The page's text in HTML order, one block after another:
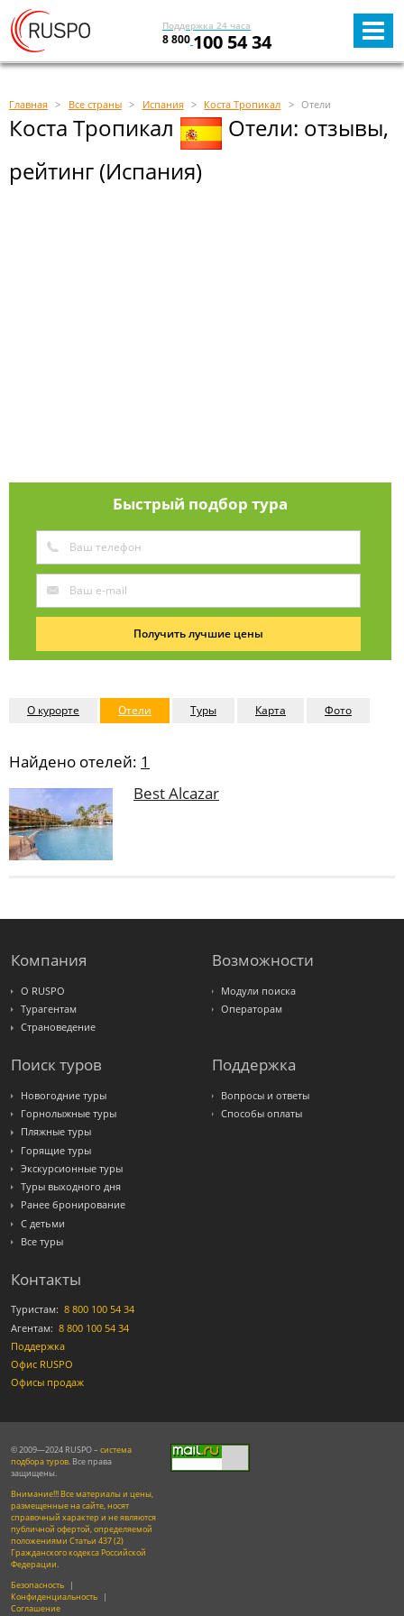
Поддержка 24 часа
8 800 100 54 34
Главная Все страны Испания Коста Тропикал Отели
Коста Тропикал
Отели: отзывы,
рейтинг (Испания)
Быстрый подбор тура
Получить лучшие цены
О курорте Отели Туры Карта Фото
Найдено отелей: 1
Best Alcazar
Компания
О RUSPO
Турагентам
Страноведение
Возможности
Модули поиска
Операторам
Поиск туров
Новогодние туры
Горнолыжные туры
Пляжные туры
Горящие туры
Экскурсионные туры
Туры выходного дня
Ранее бронирование
С детьми
Все туры
Поддержка
Вопросы и ответы
Способы оплаты
Контакты
Туристам: 8 800 100 54 34
Агентам: 8 800 100 54 34
Поддержка
Офис RUSPO
Офисы продаж
© 2009—2024 RUSPO – система
подбора туров. Все права
защищены.
Внимание!!! Все материалы и цены,
размещенные на сайте, носят
справочный характер и не являются
публичной офертой, определяемой
положениями Статьи 437 (2)
Гражданского кодекса Российской
Федерации.
Безопасность |
Конфиденциальность |
Соглашение